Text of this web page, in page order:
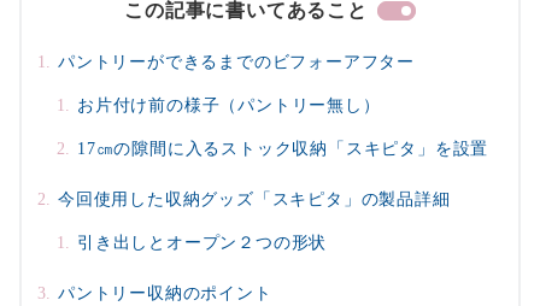
この記事に書いてあること
パントリーができるまでのビフォーアフター
お片付け前の様子（パントリー無し）
17㎝の隙間に入るストック収納「スキピタ」を設置
今回使用した収納グッズ「スキピタ」の製品詳細
引き出しとオープン２つの形状
パントリー収納のポイント